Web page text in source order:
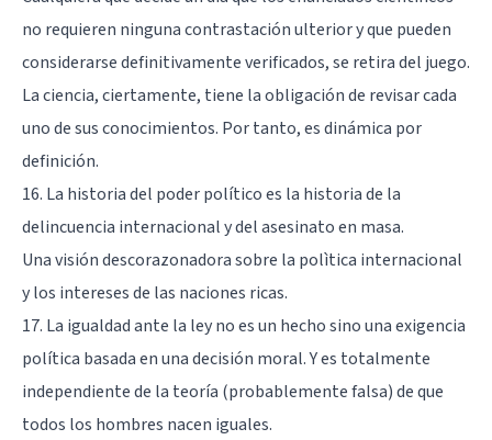
no requieren ninguna contrastación ulterior y que pueden
considerarse definitivamente verificados, se retira del juego.
La ciencia, ciertamente, tiene la obligación de revisar cada
uno de sus conocimientos. Por tanto, es dinámica por
definición.
16. La historia del poder político es la historia de la
delincuencia internacional y del asesinato en masa.
Una visión descorazonadora sobre la polìtica internacional
y los intereses de las naciones ricas.
17. La igualdad ante la ley no es un hecho sino una exigencia
política basada en una decisión moral. Y es totalmente
independiente de la teoría (probablemente falsa) de que
todos los hombres nacen iguales.